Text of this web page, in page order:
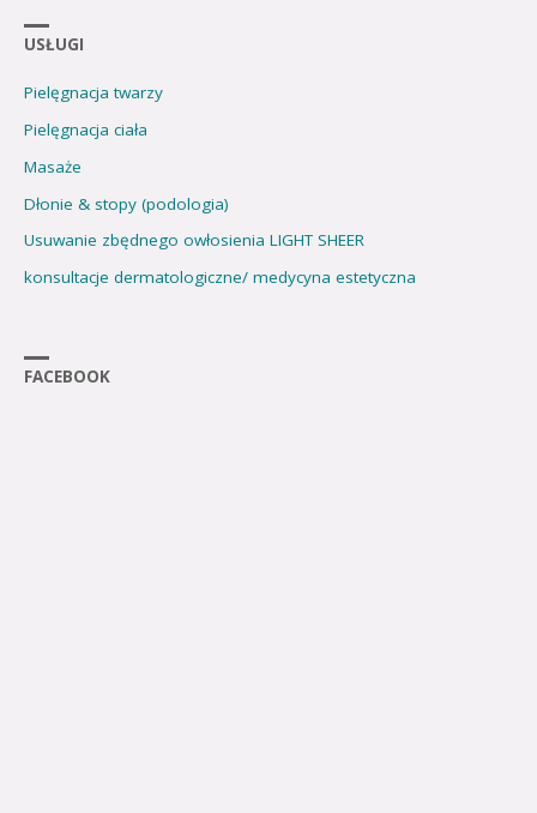
USŁUGI
Pielęgnacja twarzy
Pielęgnacja ciała
Masaże
Dłonie & stopy (podologia)
Usuwanie zbędnego owłosienia LIGHT SHEER
konsultacje dermatologiczne/ medycyna estetyczna
FACEBOOK